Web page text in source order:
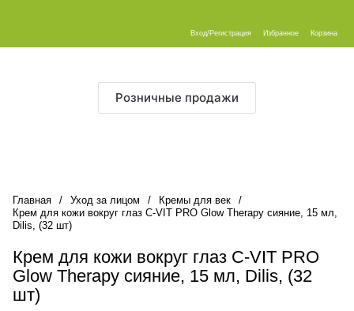
Вход/Регистрация Избранное Корзина
Розничные продажи
Главная / Уход за лицом / Кремы для век
/
Крем для кожи вокруг глаз C-VIT PRO Glow Therapy сияние, 15 мл,
Dilis, (32 шт)
Крем для кожи вокруг глаз C-VIT PRO
Glow Therapy сияние, 15 мл, Dilis, (32
шт)